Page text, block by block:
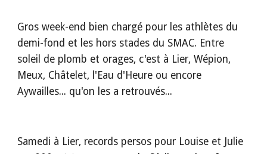
Gros week-end bien chargé pour les athlètes du
demi-fond et les hors stades du SMAC. Entre
soleil de plomb et orages, c'est à Lier, Wépion,
Meux, Châtelet, l'Eau d'Heure ou encore
Aywailles... qu'on les a retrouvés...
Samedi à Lier, records persos pour Louise et Julie